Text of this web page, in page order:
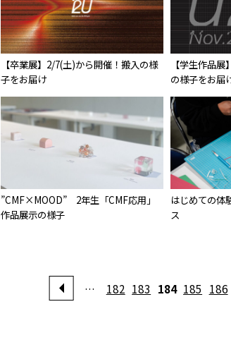
【卒業展】2/7(土)から開催！搬入の様
子をお届け
【学生作品
の様子をお届
”CMF×MOOD” 2年生「CMF応用」
作品展示の様子
はじめての体
ス
… 182 183 184 185 186